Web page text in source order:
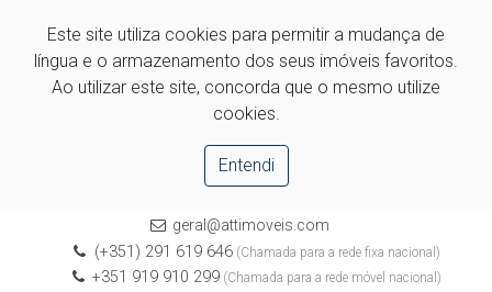
Este site utiliza cookies para permitir a mudança de
língua e o armazenamento dos seus imóveis favoritos.
Ao utilizar este site, concorda que o mesmo utilize
cookies.
Entendi
geral@attimoveis.com
(+351) 291 619 646(Chamada para a rede fixa nacional)
+351 919 910 299 (Chamada para a rede móvel nacional)